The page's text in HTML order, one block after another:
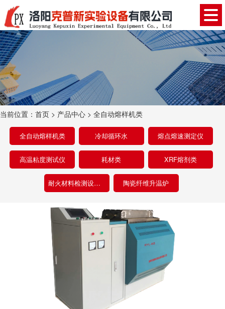
当前位置： 首页 > 产品中心 > 全自动熔样机类
全自动熔样机类 冷却循环水 熔点熔速测定仪
高温粘度测试仪 耗材类 XRF熔剂类
耐火材料检测设备类 陶瓷纤维升温炉